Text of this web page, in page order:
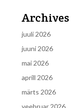
Archives
juuli 2026
juuni 2026
mai 2026
aprill 2026
märts 2026
veebruar 2026